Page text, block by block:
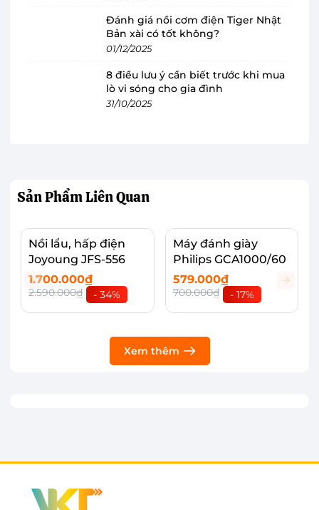
thể thao trong thời gian ngắn. Dù đó là lớp bùn
khô, bụi bám lâu ngày hay những vết ố khó chịu,
bàn chải xoay vẫn đảm bảo làm sạch triệt để mà
không gây hư hỏng cho bề mặt giày. Điều này
giúp người dùng giữ gìn đôi giày yêu thích luôn
hơn
Philips GCA1000/60 khiến người dùng vô cùng
Đánh giá nồi cơm điện Tiger Nhật
Bản xài có tốt không?
01/12/2025
8 điều lưu ý cần biết trước khi mua
lò vi sóng cho gia đình
31/10/2025
Sản PhẩmLiên Quan
Nồi lẩu, hấp điện
Joyoung JFS-556
1.700.000₫
2.590.000₫ - 34%
Máy đánh giày
Philips GCA1000/60
579.000₫
700.000₫ - 17%
Xem thêm